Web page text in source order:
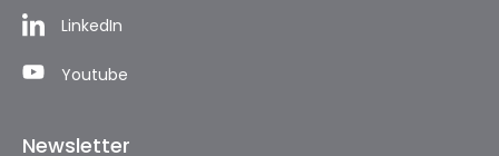
LinkedIn
Youtube
Newsletter